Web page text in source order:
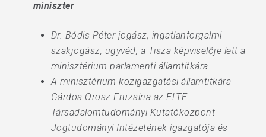
miniszter
Dr. Bódis Péter jogász, ingatlanforgalmi
szakjogász, ügyvéd, a Tisza képviselője lett a
minisztérium parlamenti államtitkára.
A minisztérium közigazgatási államtitkára
Gárdos-Orosz Fruzsina az ELTE
Társadalomtudományi Kutatóközpont
Jogtudományi Intézetének igazgatója és